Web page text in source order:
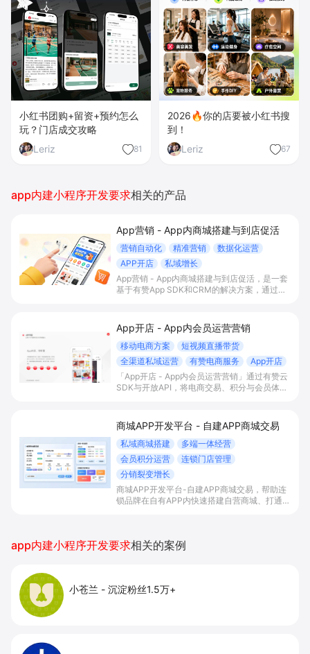
小红书团购+留资+预约怎么
玩？门店成交攻略
Leriz
81
2026🔥你的店要被小红书搜
到！
Leriz
67
app内建小程序开发要求相关的产品
App营销 - App内商城搭建与到店促活
营销自动化 精准营销
数据化运营
APP开店
私域增长
App营销 - App内商城搭建与到店促活，是一套
基于有赞App SDK和CRM的解决方案，通过在
线上线下运营，提升到店率、复购率和整体
GMV。
App开店 - App内会员运营营销
移动电商方案
短视频直播带货
全渠道私域运营
有赞电商服务
App开店
「App开店 - App内会员运营营销」通过有赞云
SDK与开放API，将电商交易、积分与会员体系
提升变现效率与私域复购率。
商城APP开发平台 - 自建APP商城交易
私域商城搭建
多端一体经营
会员积分运营
连锁门店管理
分销裂变增长
商城APP开发平台-自建APP商城交易，帮助连
锁品牌在自有APP内快速搭建自营商城、打通多
app内建小程序开发要求相关的案例
小苍兰 - 沉淀粉丝1.5万+